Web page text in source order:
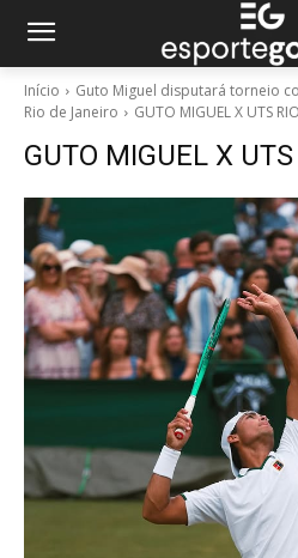
Início
Guto Miguel disputará torneio
Rio de Janeiro
GUTO MIGUEL X UTS
GUTO MIGUEL X